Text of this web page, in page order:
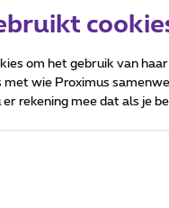
Alle rechten
om het gebruik van
wie Proximus
er rekening mee dat als je